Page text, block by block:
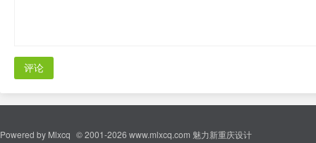
评论
Powered by Mlxcq © 2001-2026 www.mlxcq.com 魅力新重庆设计